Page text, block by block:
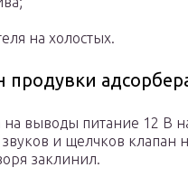
на холостых.
продувки
выводы питание 12 В
и щелчков клапан
заклинил.